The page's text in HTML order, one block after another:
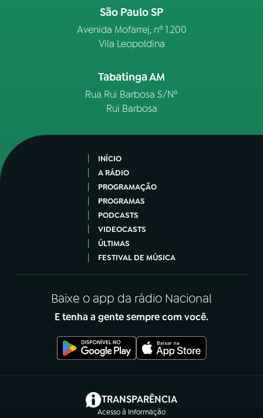
São Paulo SP
Avenida Mofarrej, nº 1.200
Vila Leopoldina
Tabatinga AM
Rua Rui Barbosa S/Nº
Rui Barbosa
INÍCIO
A RÁDIO
PROGRAMAÇÃO
PROGRAMAS
PODCASTS
VIDEOCASTS
ÚLTIMAS
FESTIVAL DE MÚSICA
Baixe o app da rádio Nacional
E tenha a gente sempre com você.
TRANSPARÊNCIA
Acesso à Informação
(abre em nova aba)